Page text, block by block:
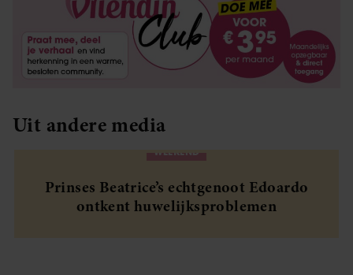
Uit andere media
WEEKEND
Prinses Beatrice’s echtgenoot Edoardo
ontkent huwelijksproblemen